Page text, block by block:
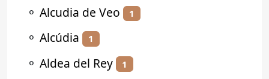
⚬ Alcudia de Veo 1
⚬ Alcúdia 1
⚬ Aldea del Rey 1